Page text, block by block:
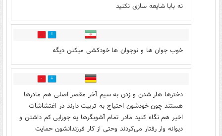
نه بابا شایعه سازی نکنید
8
خوب جوان ها و نوجوان ها خودکشی میکنن دیگه
6
دخترها هار شدن و زدن به سیم آخر مقصر اصلی هم مادرها
هستند چون خودشون احتیاج به تربیت دارند در اغتشاشات
اخیر هم نگاه کنید مادر تمام آشوبگرها یه جورایی کم داشتن و
دیوانه وار رفتار می‌کردند وحتی از کار فرزندانشون حمایت